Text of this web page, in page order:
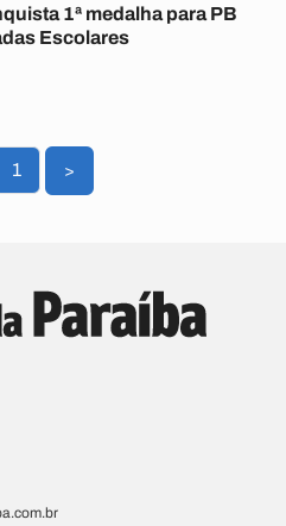
1ª medalha para PB
Escolares
1 >